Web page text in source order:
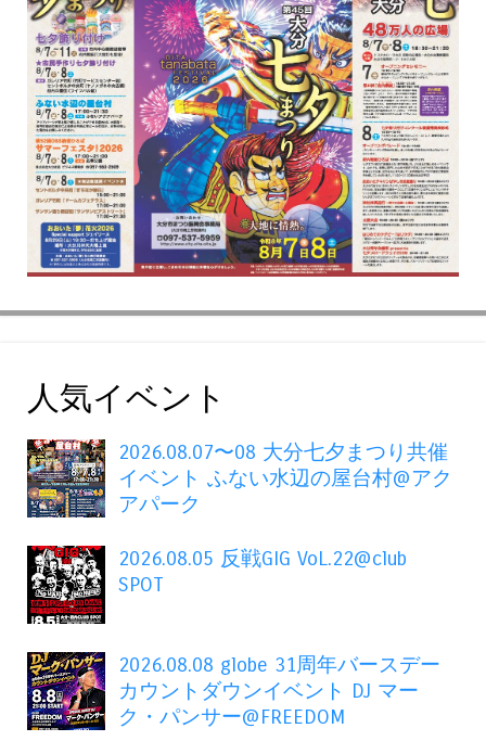
人気イベント
2026.08.07〜08 大分七夕まつり共催
イベント ふない水辺の屋台村@アク
アパーク
2026.08.05 反戦GIG VoL.22@club
SPOT
2026.08.08 globe 31周年バースデー
カウントダウンイベント DJ マー
ク・パンサー@FREEDOM